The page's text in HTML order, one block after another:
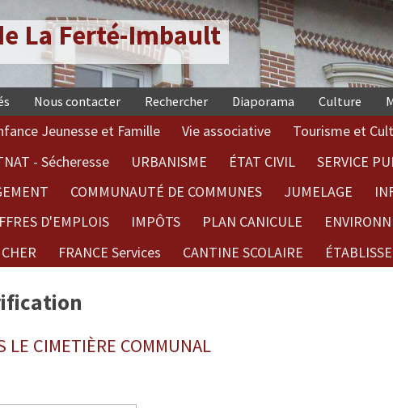
La Ferté-Imbault
Nous contacter Rechercher Diaporama Culture
Jeunesse et Famille Vie associative Tourisme et
- Sécheresse URBANISME ÉTAT CIVIL SERVICE
COMMUNAUTÉ DE COMMUNES JUMELAGE
D'EMPLOIS IMPÔTS PLAN CANICULE
FRANCE Services CANTINE SCOLAIRE
LE CIMETIÈRE COMMUNAL